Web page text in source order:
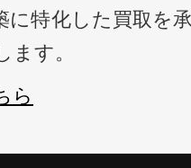
に特化した買取を
す。
ら